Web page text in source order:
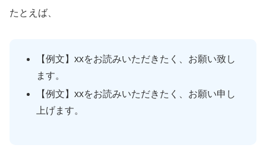
たとえば、
【例文】xxをお読みいただきたく、お願い致し
ます。
【例文】xxをお読みいただきたく、お願い申し
上げます。